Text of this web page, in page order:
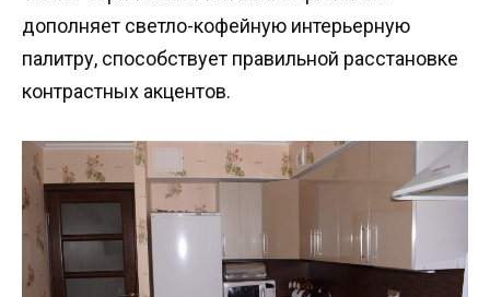
дополняет светло-кофейную интерьерную
палитру, способствует правильной расстановке
контрастных акцентов.